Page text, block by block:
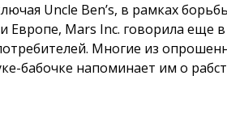
Uncle Ben’s, в рамках
Европе, Mars Inc. говорила еще
Многие из
бабочке напоминает им о